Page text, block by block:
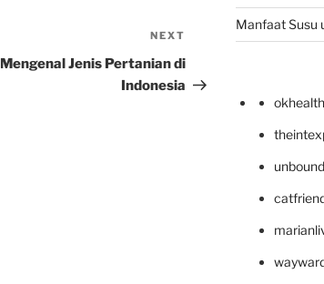
Post
NEXT
Mengenal Jenis Pertanian di
Indonesia
Manfaat Susu